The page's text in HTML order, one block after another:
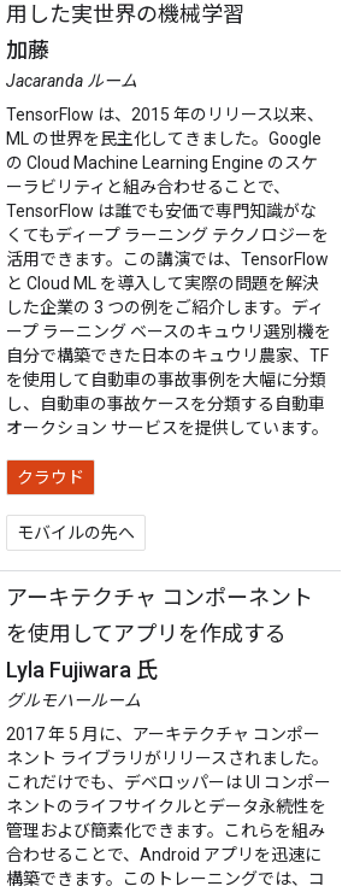
用した実世界の機械学習
加藤
Jacaranda ルーム
TensorFlow は、2015 年のリリース以来、
ML の世界を民主化してきました。Google
の Cloud Machine Learning Engine のスケ
ーラビリティと組み合わせることで、
TensorFlow は誰でも安価で専門知識がな
くてもディープ ラーニング テクノロジーを
活用できます。この講演では、TensorFlow
と Cloud ML を導入して実際の問題を解決
した企業の 3 つの例をご紹介します。ディ
ープ ラーニング ベースのキュウリ選別機を
自分で構築できた日本のキュウリ農家、TF
を使用して自動車の事故事例を大幅に分類
し、自動車の事故ケースを分類する自動車
オークション サービスを提供しています。
クラウド
モバイルの先へ
アーキテクチャ コンポーネント
を使用してアプリを作成する
Lyla Fujiwara 氏
グルモハールーム
2017 年 5 月に、アーキテクチャ コンポー
ネント ライブラリがリリースされました。
これだけでも、デベロッパーは UI コンポー
ネントのライフサイクルとデータ永続性を
管理および簡素化できます。これらを組み
合わせることで、Android アプリを迅速に
構築できます。このトレーニングでは、コ